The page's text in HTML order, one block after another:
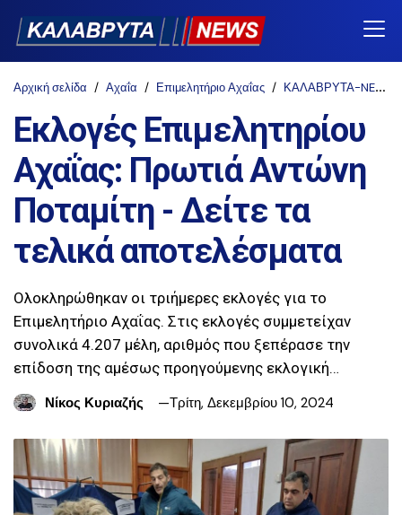
Αρχική σελίδα Αχαΐα Επιμελητήριο Αχαΐας ΚΑΛΑΒΡΥΤΑ-NEWS
Εκλογές Επιμελητηρίου
Αχαΐας: Πρωτιά Αντώνη
Ποταμίτη - Δείτε τα
τελικά αποτελέσματα
Ολοκληρώθηκαν οι τριήμερες εκλογές για το
Επιμελητήριο Αχαΐας. Στις εκλογές συμμετείχαν
συνολικά 4.207 μέλη, αριθμός που ξεπέρασε την
επίδοση της αμέσως προηγούμενης εκλογική…
Νίκος Κυριαζής
Τρίτη, Δεκεμβρίου 10, 2024